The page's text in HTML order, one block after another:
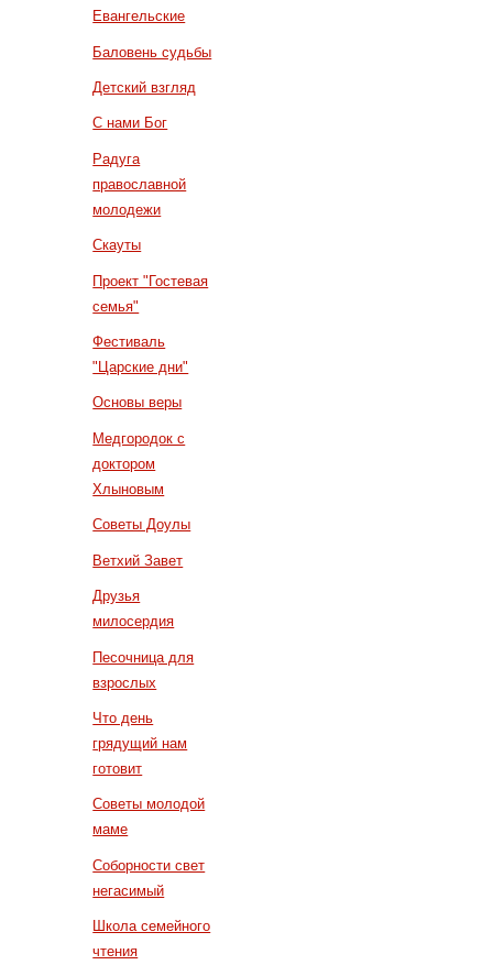
Евангельские
Баловень судьбы
Детский взгляд
С нами Бог
Радуга
православной
молодежи
Скауты
Проект "Гостевая
семья"
Фестиваль
"Царские дни"
Основы веры
Медгородок с
доктором
Хлыновым
Советы Доулы
Ветхий Завет
Друзья
милосердия
Песочница для
взрослых
Что день
грядущий нам
готовит
Советы молодой
маме
Соборности свет
негасимый
Школа семейного
чтения